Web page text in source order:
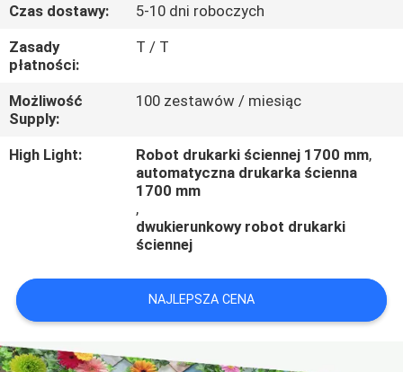
SKONTAKTUJ
SIĘ
Z
NAMI
POPROSIĆ
AKTUALNOŚCI
SPRAWY
Czas dostawy:
5-10 dni roboczych
Zasady
płatności:
T / T
Możliwość
Supply:
100 zestawów / miesiąc
High Light: Robot drukarki ściennej 1700 mm,
automatyczna drukarka ścienna
1700 mm
,
dwukierunkowy robot drukarki
ściennej
NAJLEPSZA CENA